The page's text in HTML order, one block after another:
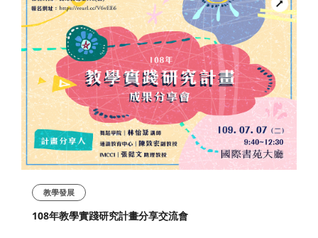
教學發展
108年教學實踐研究計畫分享交流會